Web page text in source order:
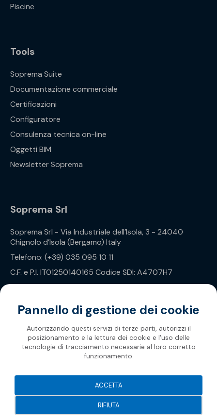
Piscine
Tools
Soprema Suite
Documentazione commerciale
Certificazioni
Configuratore
Consulenza tecnica on-line
Oggetti BIM
Newsletter Soprema
Soprema Srl
Soprema Srl - Via Industriale dell’Isola, 3 - 24040
Chignolo d’Isola (Bergamo) Italy
Telefono: (+39) 035 095 10 11
C.F. e P.I. IT01250140165 Codice SDI: A4707H7
Privacy Policy
Soprema 2026
Pannello di gestione dei cookie
Autorizzando questi servizi di terze parti, autorizzi il
posizionamento e la lettura dei cookie e l'uso delle
tecnologie di tracciamento necessarie al loro corretto
funzionamento.
RIFIUTA
ACCETTA